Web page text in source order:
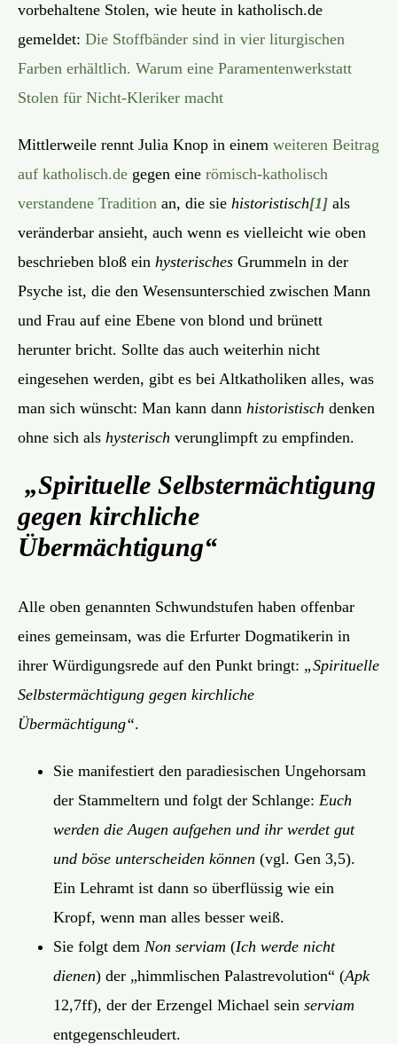
vorbehaltene Stolen, wie heute in katholisch.de
gemeldet: Die Stoffbänder sind in vier liturgischen
Farben erhältlich. Warum eine Paramentenwerkstatt
Stolen für Nicht-Kleriker macht
Mittlerweile rennt Julia Knop in einem weiteren Beitrag
auf katholisch.de gegen eine römisch-katholisch
verstandene Tradition an, die sie historistisch[1] als
veränderbar ansieht, auch wenn es vielleicht wie oben
beschrieben bloß ein hysterisches Grummeln in der
Psyche ist, die den Wesensunterschied zwischen Mann
und Frau auf eine Ebene von blond und brünett
herunter bricht. Sollte das auch weiterhin nicht
eingesehen werden, gibt es bei Altkatholiken alles, was
man sich wünscht: Man kann dann historistisch denken
ohne sich als hysterisch verunglimpft zu empfinden.
„Spirituelle Selbstermächtigung
gegen kirchliche
Übermächtigung“
Alle oben genannten Schwundstufen haben offenbar
eines gemeinsam, was die Erfurter Dogmatikerin in
ihrer Würdigungsrede auf den Punkt bringt: „Spirituelle
Selbstermächtigung gegen kirchliche
Übermächtigung“.
Sie manifestiert den paradiesischen Ungehorsam
der Stammeltern und folgt der Schlange: Euch
werden die Augen aufgehen und ihr werdet gut
und böse unterscheiden können (vgl. Gen 3,5).
Ein Lehramt ist dann so überflüssig wie ein
Kropf, wenn man alles besser weiß.
Sie folgt dem Non serviam (Ich werde nicht
dienen) der „himmlischen Palastrevolution“ (Apk
12,7ff), der der Erzengel Michael sein serviam
entgegenschleudert.